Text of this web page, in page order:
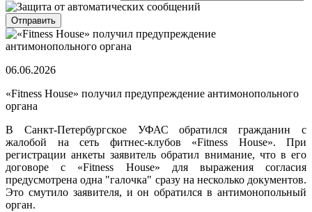
06.06.2026
«Fitness House» получил предупреждение антимонопольного
органа
В Санкт-Петербургское УФАС обратился гражданин с
жалобой на сеть фитнес-клубов «Fitness House». При
регистрации анкеты заявитель обратил внимание, что в его
договоре с «Fitness House» для выражения согласия
предусмотрена одна "галочка" сразу на несколько документов.
Это смутило заявителя, и он обратился в антимонопольный
орган.